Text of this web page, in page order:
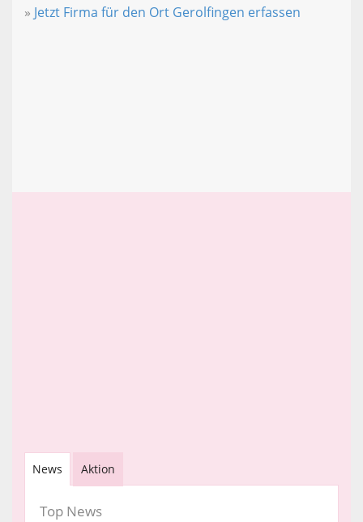
» Jetzt Firma für den Ort Gerolfingen erfassen
News Aktion
Top News